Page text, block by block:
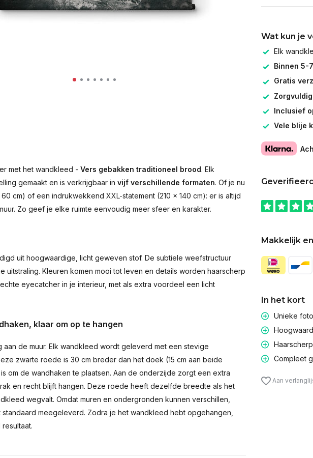
met het wandkleed - Vers gebakken traditioneel brood. Elk
gemaakt en is verkrijgbaar in vijf verschillende formaten. Of je nu
cm) of een indrukwekkend XXL-statement (210 × 140 cm): er is altijd
Zo geef je elke ruimte eenvoudig meer sfeer en karakter.
uit hoogwaardige, licht geweven stof. De subtiele weefstructuur
uitstraling. Kleuren komen mooi tot leven en details worden haarscherp
eyecatcher in je interieur, met als extra voordeel een licht
klaar om op te hangen
de muur. Elk wandkleed wordt geleverd met een stevige
zwarte roede is 30 cm breder dan het doek (15 cm aan beide
om de wandhaken te plaatsen. Aan de onderzijde zorgt een extra
en recht blijft hangen. Deze roede heeft dezelfde breedte als het
wegvalt. Omdat muren en ondergronden kunnen verschillen,
meegeleverd. Zodra je het wandkleed hebt opgehangen,
Wat kun je
Elk
Binnen 5-
Gratis
Inclusief
Vele blije
Makkelijk
In het kort
Unieke
Compleet
Aan